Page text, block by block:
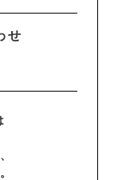
せ